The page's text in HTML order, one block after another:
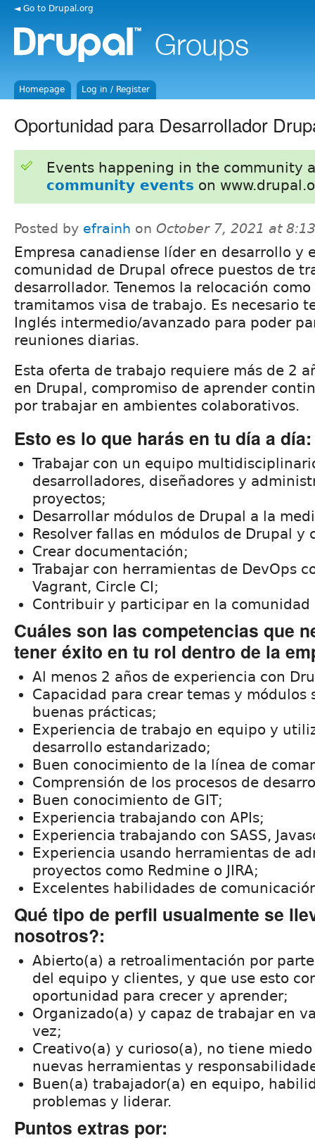
◄ Go to Drupal.org
Homepage Log in / Register
Oportunidad para Desarrollador
Events happening in the community
community events on
Posted by efrainh on October 7, 2021 at
Empresa canadiense líder en desarrollo y
comunidad de Drupal ofrece puestos de
desarrollador. Tenemos la relocación
tramitamos visa de trabajo. Es necesario
Inglés intermedio/avanzado para poder
reuniones diarias.
Esta oferta de trabajo requiere más de 2
en Drupal, compromiso de aprender
por trabajar en ambientes colaborativos.
Esto es lo que harás en tu día a día:
Trabajar con un equipo
desarrolladores, diseñadores y
proyectos;
Desarrollar módulos de Drupal a la
Resolver fallas en módulos de Drupal y
Crear documentación;
Trabajar con herramientas de DevOps
Vagrant, Circle CI;
Contribuir y participar en la comunidad
Cuáles son las competencias que
tener éxito en tu rol dentro de la
Al menos 2 años de experiencia con
Capacidad para crear temas y módulos
buenas prácticas;
Experiencia de trabajo en equipo y
desarrollo estandarizado;
Buen conocimiento de la línea de
Comprensión de los procesos de
Buen conocimiento de GIT;
Experiencia trabajando con APIs;
Experiencia trabajando con SASS,
Experiencia usando herramientas de
proyectos como Redmine o JIRA;
Excelentes habilidades de
Qué tipo de perfil usualmente se
nosotros?:
Abierto(a) a retroalimentación por
del equipo y clientes, y que use esto
oportunidad para crecer y aprender;
Organizado(a) y capaz de trabajar en
vez;
Creativo(a) y curioso(a), no tiene
nuevas herramientas y
Buen(a) trabajador(a) en equipo,
problemas y liderar.
Puntos extras por: